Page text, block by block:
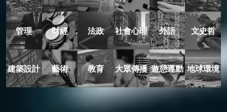
管理 財經 法政 社會心理 外語 文史哲
建築設計 藝術 教育 大眾傳播 遊憩運動 地球環境